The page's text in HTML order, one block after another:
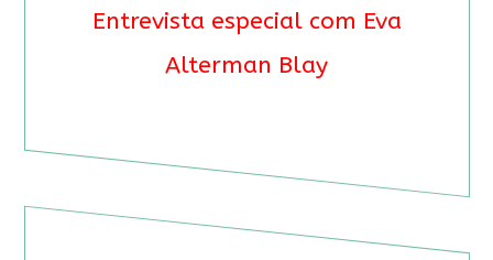
Entrevista especial com Eva
Alterman Blay